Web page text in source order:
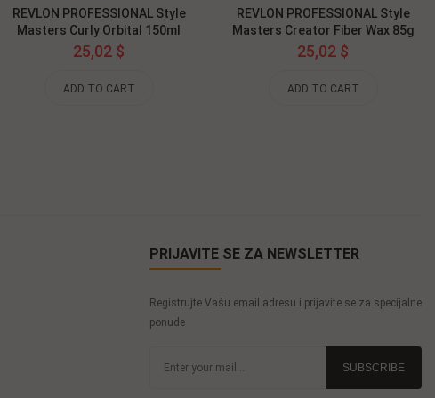
REVLON PROFESSIONAL Style
Masters Curly Orbital 150ml
25,02 $
ADD TO CART
REVLON PROFESSIONAL Style
Masters Creator Fiber Wax 85g
25,02 $
ADD TO CART
PRIJAVITE SE ZA NEWSLETTER
Registrujte Vašu email adresu i prijavite se za specijalne
ponude